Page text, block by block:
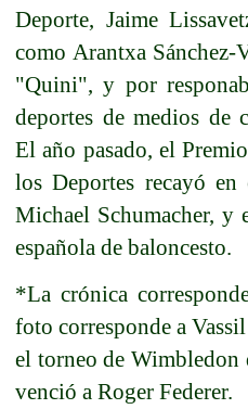
Deporte, Jaime
como Arantxa
"Quini", y por
deportes de medios de
El año pasado, el
los Deportes recayó
Michael Schumacher, y
española de baloncesto.
*La crónica
foto corresponde a
el torneo de Wimbledon
venció a Roger Federer.